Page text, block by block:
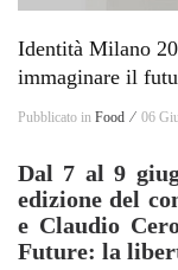
Identità Milano
immaginare il
Pubblicato in Food ⁄ 06
Dal 7 al 9
edizione del
e Claudio
Future: la